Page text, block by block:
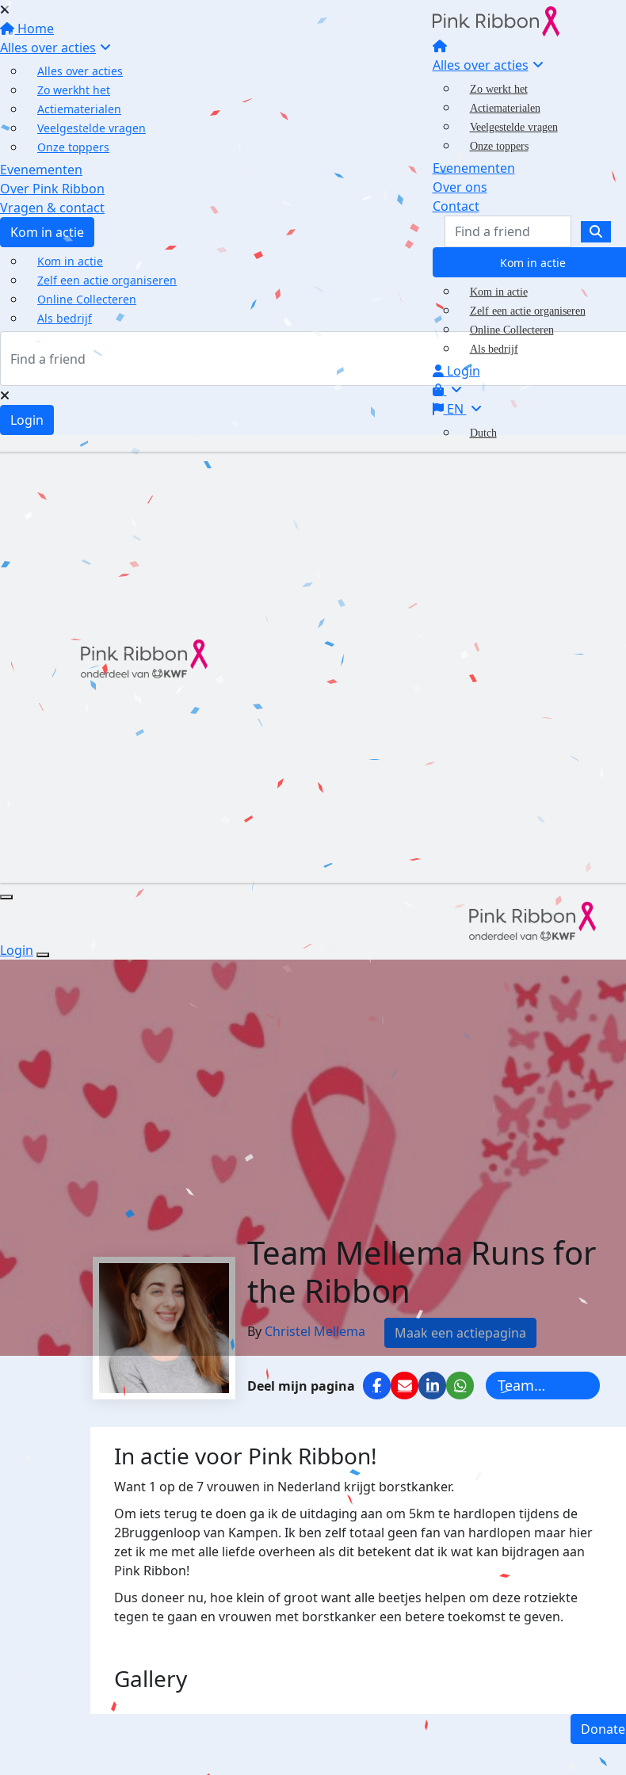
Home
Alles over acties
Alles over acties
Zo werkht het
Actiematerialen
Veelgestelde vragen
Onze toppers
Evenementen
Over Pink Ribbon
Vragen & contact
Kom in actie
Kom in actie
Zelf een actie organiseren
Online Collecteren
Als bedrijf
Login
Alles over acties
Zo werkt het
Actiematerialen
Veelgestelde vragen
Onze toppers
Evenementen
Over ons
Contact
Kom in actie
Kom in actie
Zelf een actie organiseren
Online Collecteren
Als bedrijf
Login
EN
Dutch
Login
Team Mellema Runs for
the Ribbon
By Christel Mellema Maak een actiepagina
Team
Mellema
In actie voor Pink Ribbon!
Want 1 op de 7 vrouwen in Nederland krijgt borstkanker.
Om iets terug te doen ga ik de uitdaging aan om 5km te hardlopen tijdens de
2Bruggenloop van Kampen. Ik ben zelf totaal geen fan van hardlopen maar hier
zet ik me met alle liefde overheen als dit betekent dat ik wat kan bijdragen aan
Pink Ribbon!
Dus doneer nu, hoe klein of groot want alle beetjes helpen om deze rotziekte
tegen te gaan en vrouwen met borstkanker een betere toekomst te geven.
Gallery
Donate